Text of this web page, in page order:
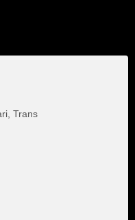
Trans